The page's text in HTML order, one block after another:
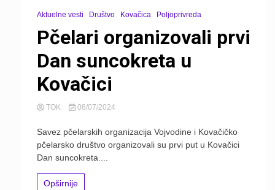
Aktuelne vesti Društvo Kovačica Poljoprivreda
Pčelari organizovali prvi
Dan suncokreta u
Kovačici
TOK 08/07/2024
Savez pčelarskih organizacija Vojvodine i Kovačičko
pčelarsko društvo organizovali su prvi put u Kovačici
Dan suncokreta....
Opširnije